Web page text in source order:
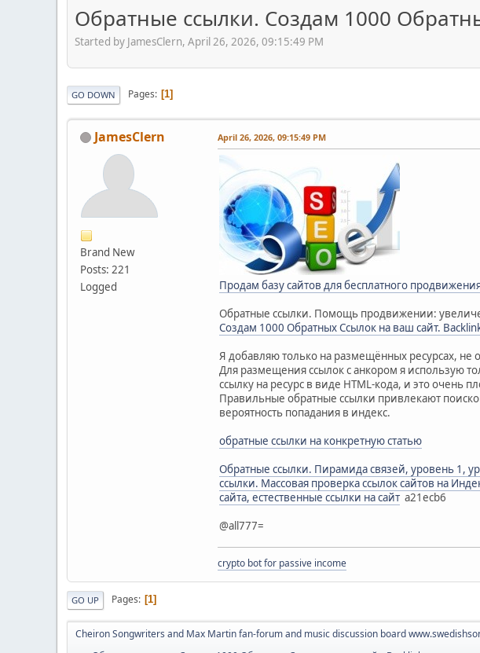
Обратные ссылки. Создам 1000
Started by JamesClern, April 26, 2026, 09:15:49 PM
GO DOWN Pages 1
JamesClern
Brand New
Posts: 221
Logged
April 26, 2026, 09:15:49 PM
Продам базу сайтов для бесплатного
Обратные ссылки. Помощь продвижении:
Создам 1000 Обратных Ссылок на ваш сайт.
Я добавляю только на размещённых ресурсах, не
Для размещения ссылок с анкором я использую
ссылку на ресурс в виде HTML-кода, и это очень
Правильные обратные ссылки привлекают
вероятность попадания в индекс.
обратные ссылки на конкретную статью
Обратные ссылки. Пирамида связей, уровень 1,
ссылки. Массовая проверка ссылок сайтов на
сайта, естественные ссылки на сайт a21ecb6
@all777=
crypto bot for passive income
GO UP Pages 1
Cheiron Songwriters and Max Martin fan-forum and music discussion board